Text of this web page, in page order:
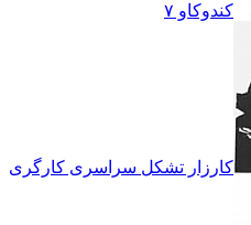
کندوکاو ۷
کارزار تشکل سراسرى کارگرى